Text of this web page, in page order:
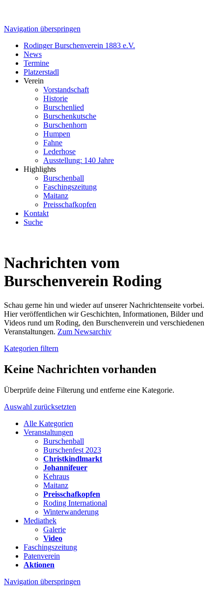
Navigation überspringen
Rodinger Burschenverein 1883 e.V.
News
Termine
Platzerstadl
Verein
Vorstandschaft
Historie
Burschenlied
Burschenkutsche
Burschenhorn
Humpen
Fahne
Lederhose
Ausstellung: 140 Jahre
Highlights
Burschenball
Faschingszeitung
Maitanz
Preisschafkopfen
Kontakt
Suche
Nachrichten vom
Burschenverein Roding
Schau gerne hin und wieder auf unserer Nachrichtenseite vorbei.
Hier veröffentlichen wir Geschichten, Informationen, Bilder und
Videos rund um Roding, den Burschenverein und verschiedenen
Veranstaltungen. Zum Newsarchiv
Kategorien filtern
Keine Nachrichten vorhanden
Überprüfe deine Filterung und entferne eine Kategorie.
Auswahl zurücksetzten
Alle Kategorien
Veranstaltungen
Burschenball
Burschenfest 2023
Christkindlmarkt
Johannifeuer
Kehraus
Maitanz
Preisschafkopfen
Roding International
Winterwanderung
Mediathek
Galerie
Video
Faschingszeitung
Patenverein
Aktionen
Navigation überspringen